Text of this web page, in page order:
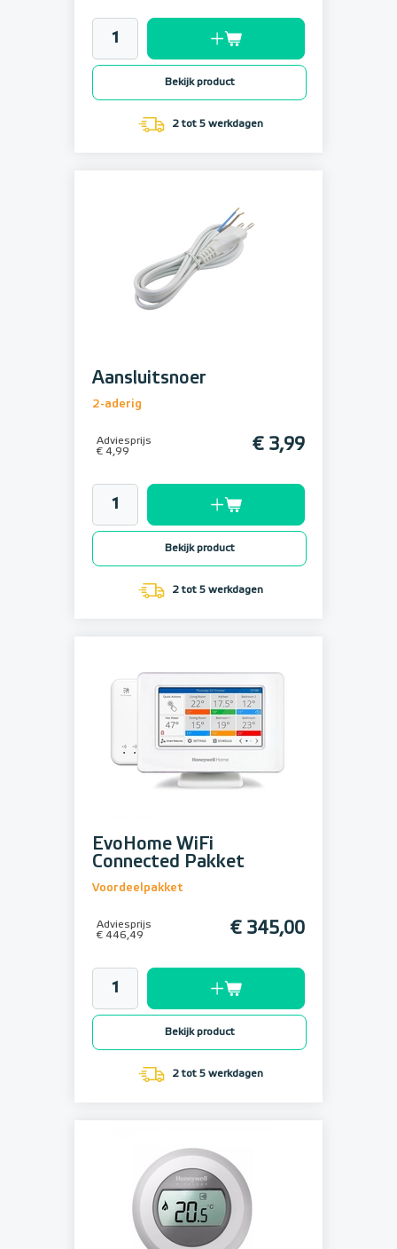
Bekijk product
2 tot 5 werkdagen
Aansluitsnoer
2-aderig
Adviesprijs
€ 4,99
€ 3,99
Bekijk product
2 tot 5 werkdagen
Setprijs
EvoHome WiFi
Connected Pakket
Voordeelpakket
Adviesprijs
€ 446,49
€ 345,00
Bekijk product
2 tot 5 werkdagen